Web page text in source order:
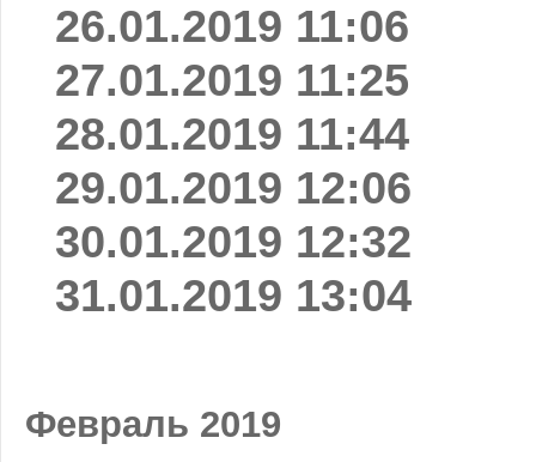
26.01.2019 11:06
27.01.2019 11:25
28.01.2019 11:44
29.01.2019 12:06
30.01.2019 12:32
31.01.2019 13:04
Февраль 2019